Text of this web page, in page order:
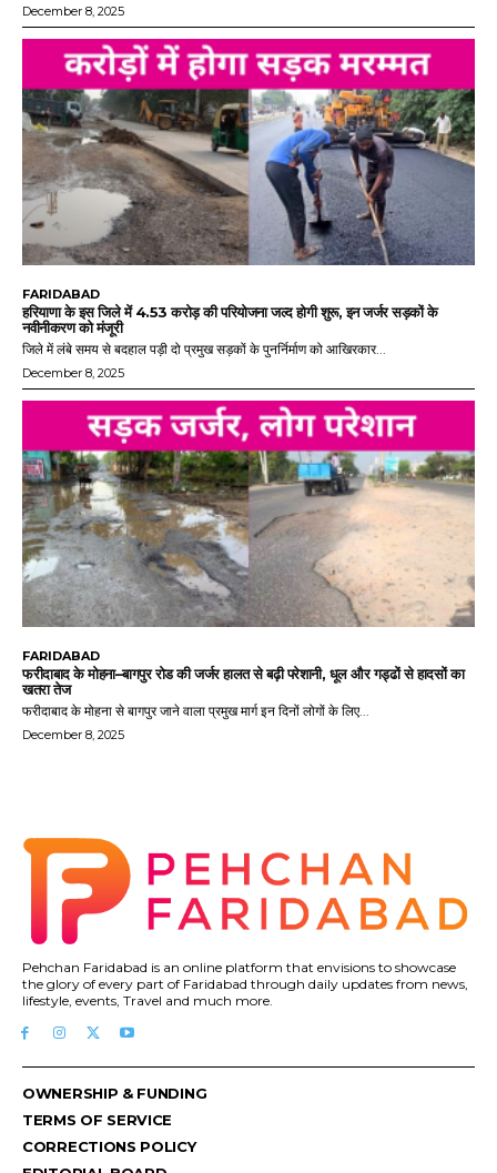
December 8, 2025
FARIDABAD
हरियाणा के इस जिले में 4.53 करोड़ की परियोजना जल्द होगी शुरू, इन जर्जर सड़कों के
नवीनीकरण को मंजूरी
जिले में लंबे समय से बदहाल पड़ी दो प्रमुख सड़कों के पुनर्निर्माण को आखिरकार...
December 8, 2025
FARIDABAD
फरीदाबाद के मोहना–बागपुर रोड की जर्जर हालत से बढ़ी परेशानी, धूल और गड्ढों से हादसों का
खतरा तेज
फरीदाबाद के मोहना से बागपुर जाने वाला प्रमुख मार्ग इन दिनों लोगों के लिए...
December 8, 2025
Pehchan Faridabad is an online platform that envisions to showcase
the glory of every part of Faridabad through daily updates from news,
lifestyle, events, Travel and much more.
OWNERSHIP & FUNDING
TERMS OF SERVICE
CORRECTIONS POLICY